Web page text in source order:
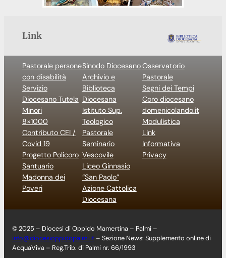
Link
Pastorale persone
con disabilità
Servizio
Diocesano Tutela
Minori
8×1000
Contributo CEI /
Covid 19
Progetto Policoro
Santuario
Madonna dei
Poveri
Sinodo Diocesano
Archivio e
Biblioteca
Diocesana
Istituto Sup.
Teologico
Pastorale
Seminario
Vescovile
Liceo Ginnasio
“San Paolo”
Azione Cattolica
Diocesana
Osservatorio
Pastorale
Segni dei Tempi
Coro diocesano
domenicolando.it
Modulistica
Link
Informativa
Privacy
© 2025 – Diocesi di Oppido Mamertina – Palmi –
info@diocesioppidopalmi.it – Sezione News: Supplemento online di
AcquaViva – Reg.Trib. di Palmi nr. 66/1993